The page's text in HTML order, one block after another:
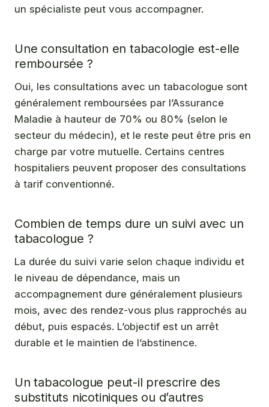
un spécialiste peut vous accompagner.
Une consultation en tabacologie est-elle
remboursée ?
Oui, les consultations avec un tabacologue sont
généralement remboursées par l’Assurance
Maladie à hauteur de 70% ou 80% (selon le
secteur du médecin), et le reste peut être pris en
charge par votre mutuelle. Certains centres
hospitaliers peuvent proposer des consultations
à tarif conventionné.
Combien de temps dure un suivi avec un
tabacologue ?
La durée du suivi varie selon chaque individu et
le niveau de dépendance, mais un
accompagnement dure généralement plusieurs
mois, avec des rendez-vous plus rapprochés au
début, puis espacés. L’objectif est un arrêt
durable et le maintien de l’abstinence.
Un tabacologue peut-il prescrire des
substituts nicotiniques ou d’autres